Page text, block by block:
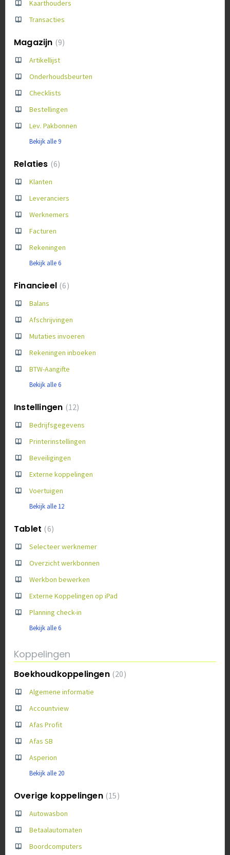
Kaarthouders
Transacties
Magazijn 9
Artikellijst
Onderhoudsbeurten
Checklists
Bestellingen
Lev. Pakbonnen
Bekijk alle 9
Relaties 6
Klanten
Leveranciers
Werknemers
Facturen
Rekeningen
Bekijk alle 6
Financieel 6
Balans
Afschrijvingen
Mutaties invoeren
Rekeningen inboeken
BTW-Aangifte
Bekijk alle 6
Instellingen 12
Bedrijfsgegevens
Printerinstellingen
Beveiligingen
Externe koppelingen
Voertuigen
Bekijk alle 12
Tablet 6
Selecteer werknemer
Overzicht werkbonnen
Werkbon bewerken
Externe Koppelingen op iPad
Planning check-in
Bekijk alle 6
Koppelingen
Boekhoudkoppelingen 20
Algemene informatie
Accountview
Afas Profit
Afas SB
Asperion
Bekijk alle 20
Overige koppelingen 15
Autowasbon
Betaalautomaten
Boordcomputers